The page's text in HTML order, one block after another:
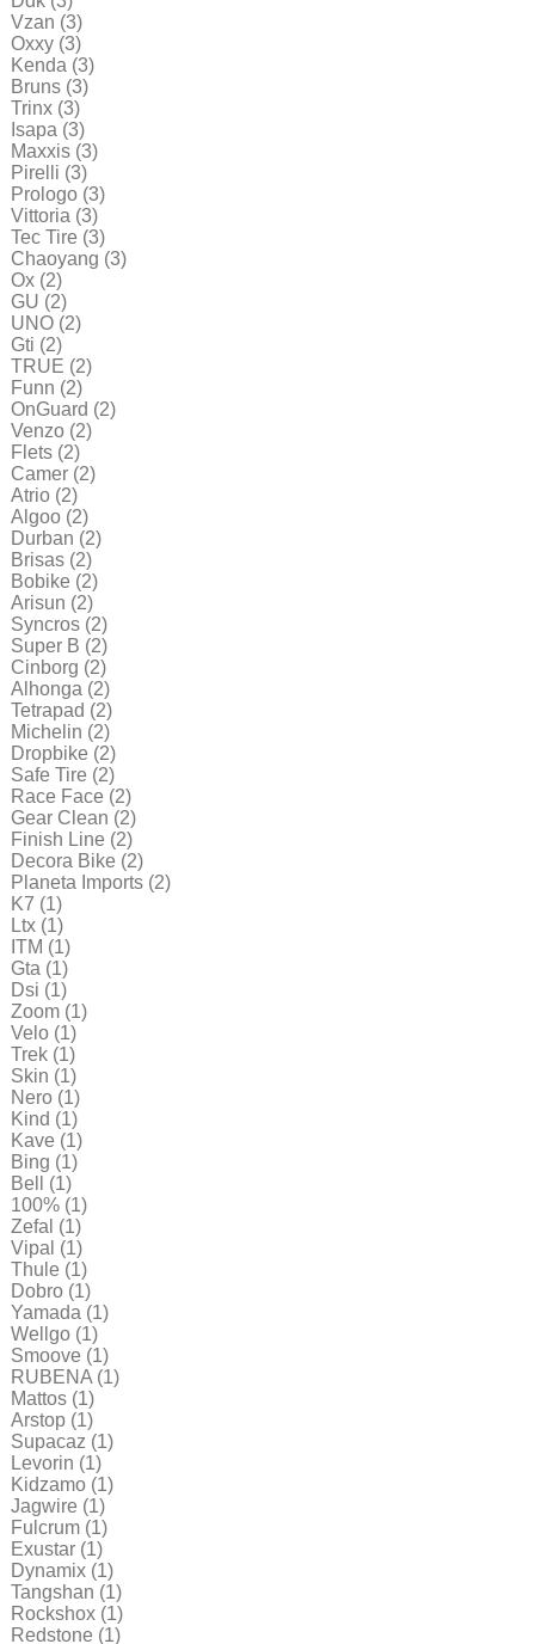
Vzan (3)
Oxxy (3)
Kenda (3)
Bruns (3)
Trinx (3)
Isapa (3)
Maxxis (3)
Pirelli (3)
Prologo (3)
Vittoria (3)
Tec Tire (3)
Chaoyang (3)
Ox (2)
GU (2)
UNO (2)
Gti (2)
TRUE (2)
Funn (2)
OnGuard (2)
Venzo (2)
Flets (2)
Camer (2)
Atrio (2)
Algoo (2)
Durban (2)
Brisas (2)
Bobike (2)
Arisun (2)
Syncros (2)
Super B (2)
Cinborg (2)
Alhonga (2)
Tetrapad (2)
Michelin (2)
Dropbike (2)
Safe Tire (2)
Race Face (2)
Gear Clean (2)
Finish Line (2)
Decora Bike (2)
Planeta Imports (2)
K7 (1)
Ltx (1)
ITM (1)
Gta (1)
Dsi (1)
Zoom (1)
Velo (1)
Trek (1)
Skin (1)
Nero (1)
Kind (1)
Kave (1)
Bing (1)
Bell
(1)
100% (1)
Zefal (1)
Vipal (1)
Thule (1)
Dobro (1)
Yamada (1)
Wellgo (1)
Smoove (1)
RUBENA (1)
Mattos (1)
Arstop (1)
Supacaz (1)
Levorin (1)
Kidzamo (1)
Jagwire (1)
Fulcrum (1)
Exustar (1)
Dynamix (1)
Tangshan (1)
Rockshox (1)
Redstone (1)